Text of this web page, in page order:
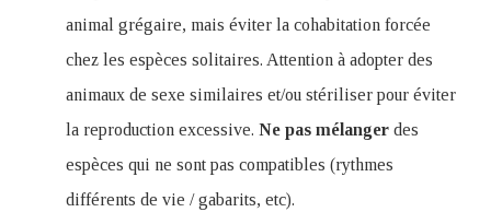
animal grégaire, mais éviter la cohabitation forcée
chez les espèces solitaires. Attention à adopter des
animaux de sexe similaires et/ou stériliser pour éviter
la reproduction excessive. Ne pas mélanger des
espèces qui ne sont pas compatibles (rythmes
différents de vie / gabarits, etc).